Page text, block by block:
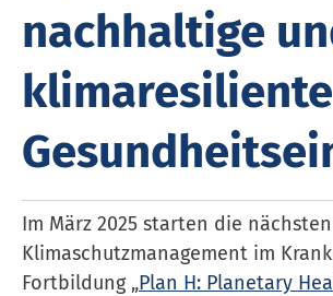
nachhaltige
klimaresiliente
Im März 2025 starten die
Kli­ma­schutz­ma­nage­ment im
Fortbildung „Plan H: Planetary